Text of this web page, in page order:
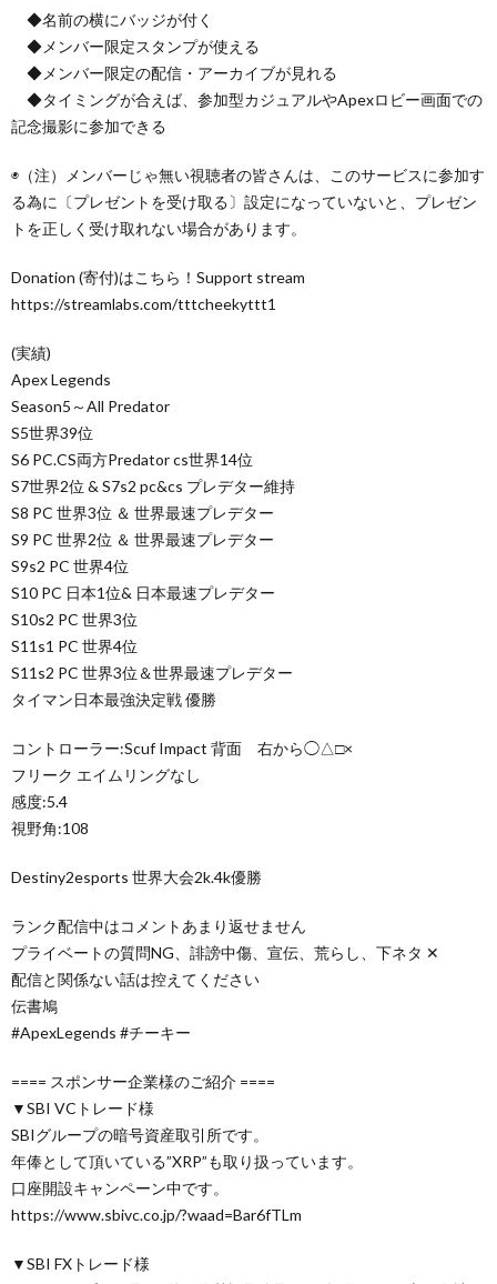
◆名前の横にバッジが付く
◆メンバー限定スタンプが使える
◆メンバー限定の配信・アーカイブが見れる
◆タイミングが合えば、参加型カジュアルやApexロビー画面での
記念撮影に参加できる
◉（注）メンバーじゃ無い視聴者の皆さんは、このサービスに参加す
る為に〔プレゼントを受け取る〕設定になっていないと、プレゼン
トを正しく受け取れない場合があります。
Donation (寄付)はこちら！Support stream
https://streamlabs.com/tttcheekyttt1
(実績)
Apex Legends
Season5～All Predator
S5世界39位
S6 PC.CS両方Predator cs世界14位
S7世界2位 & S7s2 pc&cs プレデター維持
S8 PC 世界3位 ＆ 世界最速プレデター
S9 PC 世界2位 ＆ 世界最速プレデター
S9s2 PC 世界4位
S10 PC 日本1位& 日本最速プレデター
S10s2 PC 世界3位
S11s1 PC 世界4位
S11s2 PC 世界3位＆世界最速プレデター
タイマン日本最強決定戦 優勝
コントローラー:Scuf Impact 背面 右から◯△□×
フリーク エイムリングなし
感度:5.4
視野角:108
Destiny2esports 世界大会2k.4k優勝
ランク配信中はコメントあまり返せません
プライベートの質問NG、誹謗中傷、宣伝、荒らし、下ネタ ✕
配信と関係ない話は控えてください
伝書鳩
#ApexLegends #チーキー
==== スポンサー企業様のご紹介 ====
▼SBI VCトレード様
SBIグループの暗号資産取引所です。
年俸として頂いている”XRP”も取り扱っています。
口座開設キャンペーン中です。
https://www.sbivc.co.jp/?waad=Bar6fTLm
▼SBI FXトレード様